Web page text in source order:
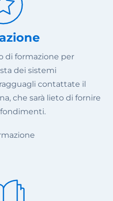
di formazione per
dei sistemi
contattate il
che sarà lieto di fornire